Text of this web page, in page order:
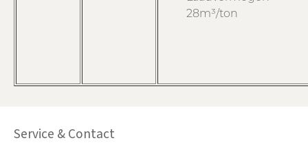
28m³/ton
Service & Contact